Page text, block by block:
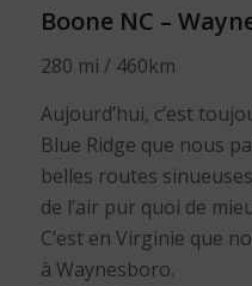
Boone NC –
280 mi / 460km
Aujourd’hui, c’est
Blue Ridge que nous
belles routes
de l’air pur quoi de
C’est en Virginie que
à Waynesboro.